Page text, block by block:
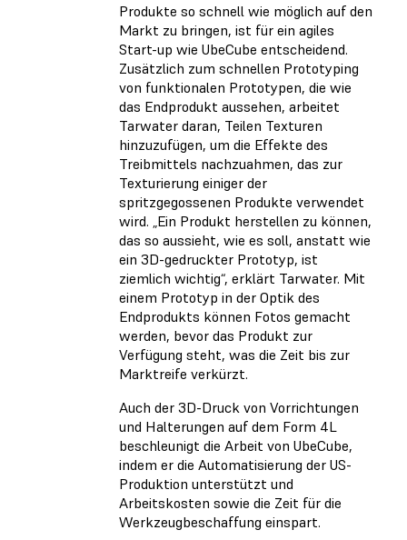
Produkte so schnell wie möglich auf den
Markt zu bringen, ist für ein agiles
Start-up wie UbeCube entscheidend.
Zusätzlich zum schnellen Prototyping
von funktionalen Prototypen, die wie
das Endprodukt aussehen, arbeitet
Tarwater daran, Teilen Texturen
hinzuzufügen, um die Effekte des
Treibmittels nachzuahmen, das zur
Texturierung einiger der
spritzgegossenen Produkte verwendet
wird. „Ein Produkt herstellen zu können,
das so aussieht, wie es soll, anstatt wie
ein 3D-gedruckter Prototyp, ist
ziemlich wichtig“, erklärt Tarwater. Mit
einem Prototyp in der Optik des
Endprodukts können Fotos gemacht
werden, bevor das Produkt zur
Verfügung steht, was die Zeit bis zur
Marktreife verkürzt.
Auch der 3D-Druck von Vorrichtungen
und Halterungen auf dem Form 4L
beschleunigt die Arbeit von UbeCube,
indem er die Automatisierung der US-
Produktion unterstützt und
Arbeitskosten sowie die Zeit für die
Werkzeugbeschaffung einspart.